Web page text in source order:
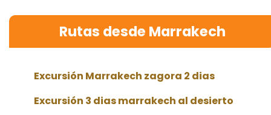
Rutas desde Marrakech
Excursión Marrakech zagora 2 dias
Excursión 3 dias marrakech al desierto